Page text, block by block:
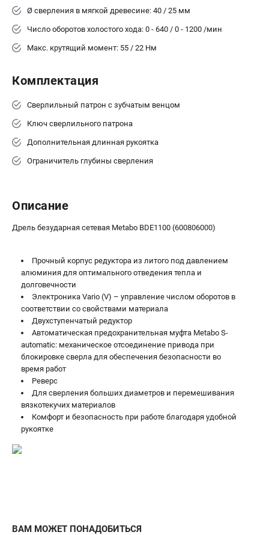
Наборы инструмента
РАСХОДНЫЕ МАТЕРИАЛЫ И АКСЕССУАРЫ
Запчасти для изделий
Кейсы и сумки
ТЕЛЕФОН (САНКТ-ПЕТЕРБУРГ)
+7 (812) 407-39-48
Информация размещённая на сайте не является публичной
сб - с 10:00 до 16:00
ЗАКАЗ ЗАПЧАСТЕЙ
+7 (911) 360-06-14 | +7 (8112) 59-10-67
ВАМ МОЖЕТ ПОНАДОБИТЬСЯ
Ø сверления в мягкой древесине: 40 / 25 мм
Число оборотов холостого хода: 0 - 640 / 0 - 1200 /мин
Макс. крутящий момент: 55 / 22 Нм
Комплектация
Сверлильный патрон с зубчатым венцом
Ключ сверлильного патрона
Дополнительная длинная рукоятка
Ограничитель глубины сверления
Описание
Дрель безударная сетевая Metabo BDE1100 (600806000)
Прочный корпус редуктора из литого под давлением
алюминия для оптимального отведения тепла и
долговечности
Электроника Vario (V) – управление числом оборотов в
соответствии со свойствами материала
Двухступенчатый редуктор
Автоматическая предохранительная муфта Metabo S-
automatic: механическое отсоединение привода при
блокировке сверла для обеспечения безопасности во
время работ
Реверс
Для сверления больших диаметров и перемешивания
вязкотекучих материалов
Комфорт и безопасность при работе благодаря удобной
рукоятке